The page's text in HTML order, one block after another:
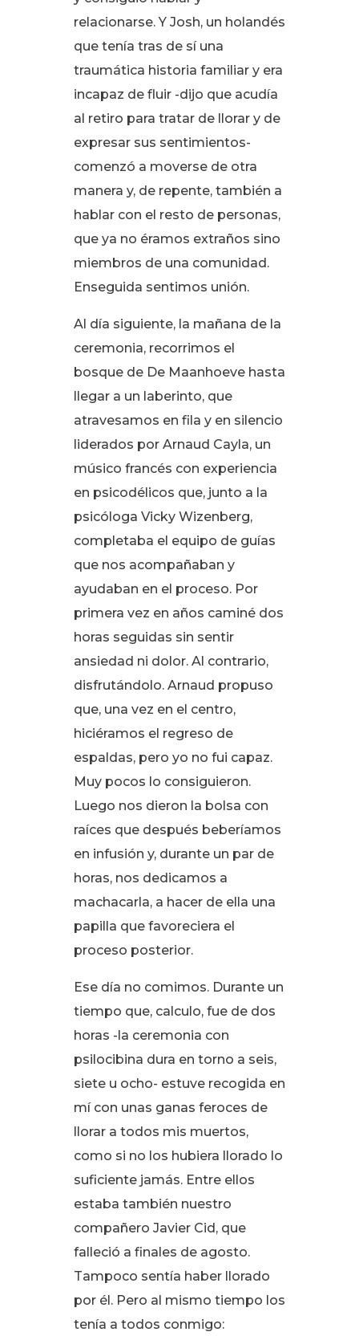
relacionarse. Y Josh, un holandés
que tenía tras de sí una
traumática historia familiar y era
incapaz de fluir -dijo que acudía
al retiro para tratar de llorar y de
expresar sus sentimientos-
comenzó a moverse de otra
manera y, de repente, también a
hablar con el resto de personas,
que ya no éramos extraños sino
miembros de una comunidad.
Enseguida sentimos unión.
Al día siguiente, la mañana de la
ceremonia, recorrimos el
bosque de De Maanhoeve hasta
llegar a un laberinto, que
atravesamos en fila y en silencio
liderados por Arnaud Cayla, un
músico francés con experiencia
en psicodélicos que, junto a la
psicóloga Vicky Wizenberg,
completaba el equipo de guías
que nos acompañaban y
ayudaban en el proceso. Por
primera vez en años caminé dos
horas seguidas sin sentir
ansiedad ni dolor. Al contrario,
disfrutándolo. Arnaud propuso
que, una vez en el centro,
hiciéramos el regreso de
espaldas, pero yo no fui capaz.
Muy pocos lo consiguieron.
Luego nos dieron la bolsa con
raíces que después beberíamos
en infusión y, durante un par de
horas, nos dedicamos a
machacarla, a hacer de ella una
papilla que favoreciera el
proceso posterior.
Ese día no comimos. Durante un
tiempo que, calculo, fue de dos
horas -la ceremonia con
psilocibina dura en torno a seis,
siete u ocho- estuve recogida en
mí con unas ganas feroces de
llorar a todos mis muertos,
como si no los hubiera llorado lo
suficiente jamás. Entre ellos
estaba también nuestro
compañero Javier Cid, que
falleció a finales de agosto.
Tampoco sentía haber llorado
por él. Pero al mismo tiempo los
tenía a todos conmigo: